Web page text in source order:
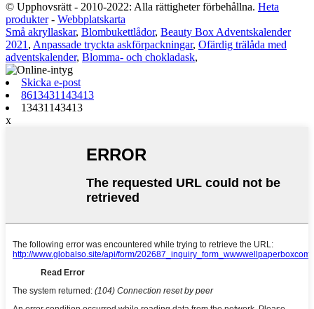
© Upphovsrätt - 2010-2022: Alla rättigheter förbehållna. Heta
produkter- Webbplatskarta
Små akryllaskar, Blombukettlådor, Beauty Box Adventskalender
2021 , Anpassade tryckta askförpackningar, Ofärdig trälåda med
adventskalender, Blomma- och chokladask,
Skicka e-post
8613431143413
13431143413
x